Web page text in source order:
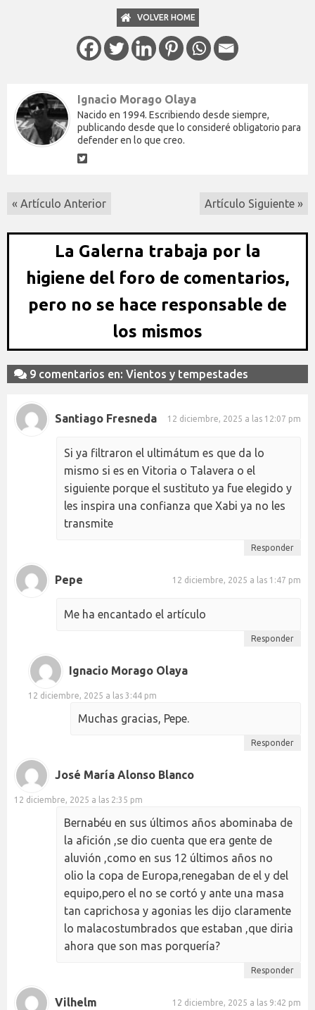
VOLVER HOME
Ignacio Morago Olaya
Nacido en 1994. Escribiendo desde siempre,
publicando desde que lo consideré obligatorio para
defender en lo que creo.
« Artículo Anterior Artículo Siguiente »
La Galerna trabaja por la
higiene del foro de comentarios,
pero no se hace responsable de
los mismos
9 comentarios en: Vientos y tempestades
Santiago Fresneda 12 diciembre, 2025 a las 12:07 pm
Si ya filtraron el ultimátum es que da lo
mismo si es en Vitoria o Talavera o el
siguiente porque el sustituto ya fue elegido y
les inspira una confianza que Xabi ya no les
transmite
Responder
Pepe 12 diciembre, 2025 a las 1:47 pm
Me ha encantado el artículo
Responder
Ignacio Morago Olaya
12 diciembre, 2025 a las 3:44 pm
Muchas gracias, Pepe.
Responder
José María Alonso Blanco
12 diciembre, 2025 a las 2:35 pm
Bernabéu en sus últimos años abominaba de
la afición ,se dio cuenta que era gente de
aluvión ,como en sus 12 últimos años no
olio la copa de Europa,renegaban de el y del
equipo,pero el no se cortó y ante una masa
tan caprichosa y agonias les dijo claramente
lo malacostumbrados que estaban ,que diria
ahora que son mas porquería?
Responder
Vilhelm 12 diciembre, 2025 a las 9:42 pm